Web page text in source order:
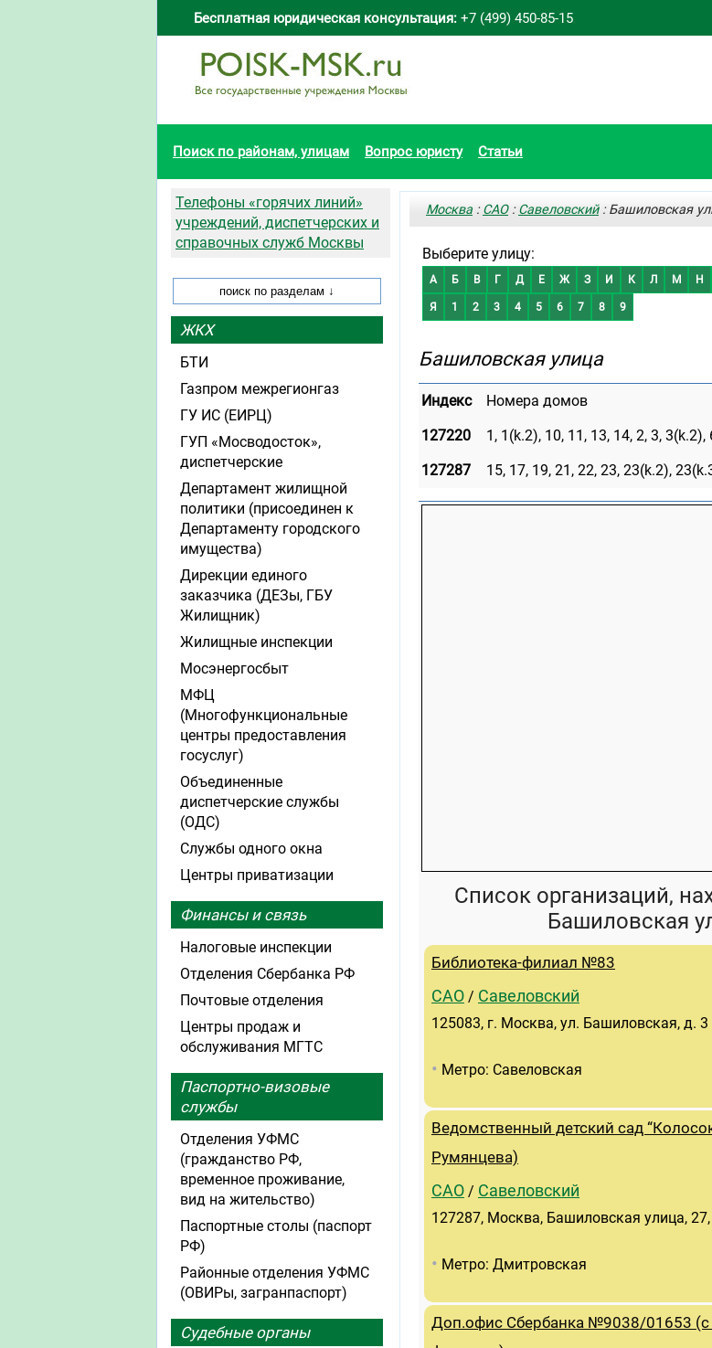
Бесплатная юридическая консультация: +7 (499) 450-85-15
Поиск по районам, улицам Вопрос юристу Статьи
Москва :САО:Савеловский: Башиловская
Выберите улицу:
А Б В Г Д Е Ж З И К Л М Н
Я 1 2 3 4 5 6 7 8 9
Башиловская улица
Индекс
Номера домов
127220
1, 1(k.2), 10, 11, 13, 14, 2, 3, 3(k.2),
127287
15, 17, 19, 21, 22, 23, 23(k.2),
Список организаций,
Башиловская
Библиотека-филиал №83
САО / Савеловский
125083, г. Москва, ул. Башиловская, д. 3
• Метро: Савеловская
Ведомственный детский сад
Румянцева)
САО / Савеловский
127287, Москва, Башиловская улица,
• Метро: Дмитровская
Доп.офис Сбербанка №9038/01653 (с
Телефоны «горячих линий»
учреждений, диспетчерских и
справочных служб Москвы
ЖКХ
БТИ
Газпром межрегионгаз
ГУ ИС (ЕИРЦ)
ГУП «Мосводосток»,
диспетчерские
Департамент жилищной
политики (присоединен к
Департаменту городского
имущества)
Дирекции единого
заказчика (ДЕЗы, ГБУ
Жилищник)
Жилищные инспекции
Мосэнергосбыт
МФЦ
(Многофункциональные
центры предоставления
госуслуг)
Объединенные
диспетчерские службы
(ОДС)
Службы одного окна
Центры приватизации
Финансы и связь
Налоговые инспекции
Отделения Сбербанка РФ
Почтовые отделения
Центры продаж и
обслуживания МГТС
Паспортно-визовые
службы
Отделения УФМС
(гражданство РФ,
временное проживание,
вид на жительство)
Паспортные столы (паспорт
РФ)
Районные отделения УФМС
(ОВИРы, загранпаспорт)
Судебные органы